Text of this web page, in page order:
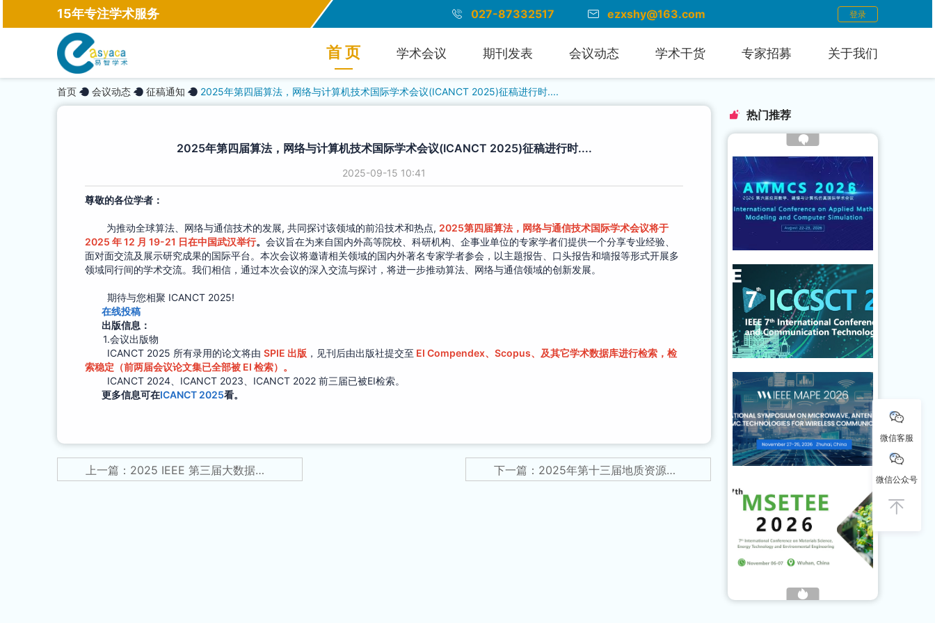
15年专注学术服务 027-87332517 ezxshy@163.com 登录
首 页 学术会议 期刊发表 会议动态 学术干货 专家招募 关于我们
首页 会议动态 征稿通知 2025年第四届算法，网络与计算机技术国际学术会议(ICANCT 2025)征稿进行时....
2025年第四届算法，网络与计算机技术国际学术会议(ICANCT 2025)征稿进行时....
2025-09-15 10:41
尊敬的各位学者：
为推动全球算法、网络与通信技术的发展, 共同探讨该领域的前沿技术和热点, 2025第四届算法，网络与通信技术国际学术会议将于
2025 年 12 月 19-21 日在中国武汉举行。 会议旨在为来自国内外高等院校、科研机构、企事业单位的专家学者们提供一个分享专业经验、
面对面交流及展示研究成果的国际平台。本次会议将邀请相关领域的国内外著名专家学者参会，以主题报告、口头报告和墙报等形式开展多
领域同行间的学术交流。我们相信，通过本次会议的深入交流与探讨，将进一步推动算法、网络与通信领域的创新发展。
期待与您相聚 ICANCT 2025!
在线投稿
出版信息：
1.会议出版物
ICANCT 2025 所有录用的论文将由 SPIE 出版 ，见刊后由出版社提交至 EI Compendex、Scopus、及其它学术数据库进行检索，检
索稳定 （前两届会议论文集已全部被 EI 检索）。
ICANCT 2024、ICANCT 2023、ICANCT 2022 前三届已被EI检索。
更多信息可在ICANCT 2025看。
上一篇：2025 IEEE 第三届大数据，信息与智能工程国际学术会议(BDIIE 2025)征稿进行时... 下一篇：2025年第十三届地质资源管理与可持续发展国际学术会议(GRMSD 2025)火热征稿中...
热门推荐
微信客服
微信公众号